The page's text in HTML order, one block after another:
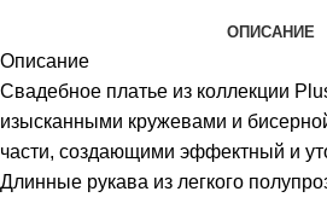
ОПИСАНИЕ
Описание
Свадебное платье из коллекции
изысканными кружевами и
части, создающими эффектный и
Длинные рукава из легкого